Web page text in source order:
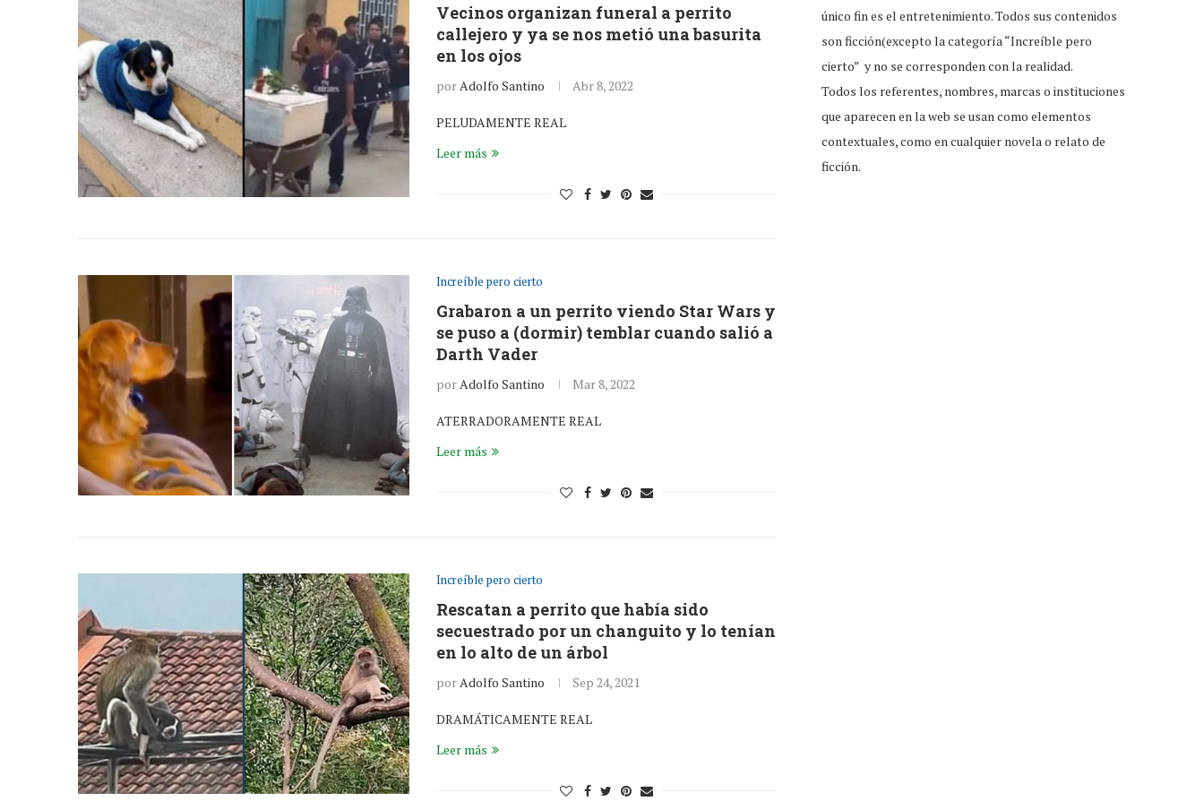
Vecinos organizan funeral a perrito
callejero y ya se nos metió una basurita
en los ojos
por Adolfo Santino Abr 8, 2022
PELUDAMENTE REAL
Leer más
Increíble pero cierto
Grabaron a un perrito viendo Star Wars y
se puso a (dormir) temblar cuando salió a
Darth Vader
por Adolfo Santino Mar 8, 2022
ATERRADORAMENTE REAL
Leer más
Increíble pero cierto
Rescatan a perrito que había sido
secuestrado por un changuito y lo tenían
en lo alto de un árbol
por Adolfo Santino Sep 24, 2021
DRAMÁTICAMENTE REAL
Leer más
único fin es el entretenimiento. Todos sus contenidos
son ficción(excepto la categoría “Increíble pero
cierto” y no se corresponden con la realidad.
Todos los referentes, nombres, marcas o instituciones
que aparecen en la web se usan como elementos
contextuales, como en cualquier novela o relato de
ficción.